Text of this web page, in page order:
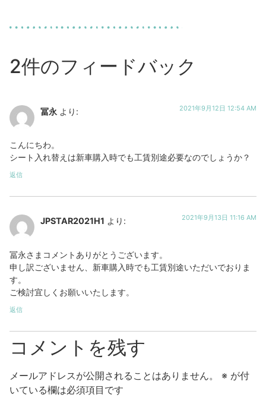
2件のフィードバック
冨永 より: 2021年9月12日 12:54 AM
こんにちわ。
シート入れ替えは新車購入時でも工賃別途必要なのでしょうか？
返信
JPSTAR2021H1 より: 2021年9月13日 11:16 AM
冨永さまコメントありがとうございます。
申し訳ございません、新車購入時でも工賃別途いただいでおりま
す。
ご検討宜しくお願いいたします。
返信
コメントを残す
メールアドレスが公開されることはありません。 ※ が付
いている欄は必須項目です